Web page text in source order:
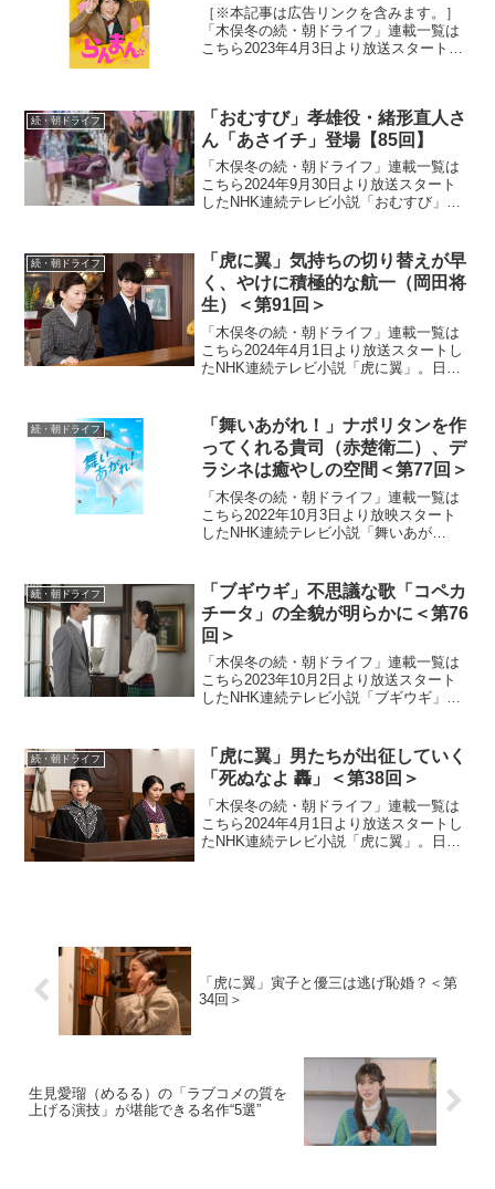
［※本記事は広告リンクを含みます。］
「木俣冬の続・朝ドライフ」連載一覧は
こちら2023年4月3日より放送スタートし
デルにオリジナルス...
続・朝ドライフ
「おむすび」孝雄役・緒形直人さ
ん「あさイチ」登場【85回】
「木俣冬の続・朝ドライフ」連載一覧は
こちら2024年9月30日より放送スタート
したNHK連続テレビ小説「おむすび」。
岡・糸島で両親や祖父母と共に暮らして
いた...
続・朝ドライフ
「虎に翼」気持ちの切り替えが早
く、やけに積極的な航一（岡田将
生）＜第91回＞
「木俣冬の続・朝ドライフ」連載一覧は
こちら2024年4月1日より放送スタートし
たNHK連続テレビ小説「虎に翼」。日本
く本作。困難な時代に生まれながらも仲
間たちと切磋琢磨...
続・朝ドライフ
「舞いあがれ！」ナポリタンを作
ってくれる貴司（赤楚衛二）、デ
ラシネは癒やしの空間＜第77回＞
「木俣冬の続・朝ドライフ」連載一覧は
こちら2022年10月3日より放映スタート
したNHK連続テレビ小説「舞いあが
かな長崎・五島列島で人との絆を育みな
がら、空を飛ぶ夢に向...
続・朝ドライフ
「ブギウギ」不思議な歌「コペカ
チータ」の全貌が明らかに＜第76
回＞
「木俣冬の続・朝ドライフ」連載一覧は
こちら2023年10月2日より放送スタート
したNHK連続テレビ小説「ブギウギ」。
をモデルにオリジナルストーリーで描く
本作。歌って踊る...
続・朝ドライフ
「虎に翼」男たちが出征していく
「死ぬなよ 轟」＜第38回＞
「木俣冬の続・朝ドライフ」連載一覧は
こちら2024年4月1日より放送スタートし
たNHK連続テレビ小説「虎に翼」。日本
「虎に翼」寅子と優三は逃げ恥婚？＜第
34回＞
生見愛瑠（めるる）の「ラブコメの質を
上げる演技」が堪能できる名作“5選”